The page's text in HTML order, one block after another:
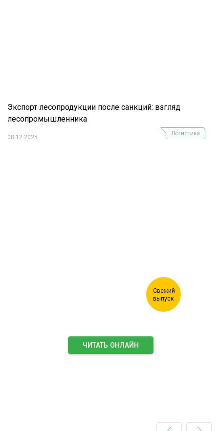
Экспорт лесопродукции после санкций: взгляд
лесопромышленника
08.12.2025
Логистика
ЧИТАТЬ ОНЛАЙН